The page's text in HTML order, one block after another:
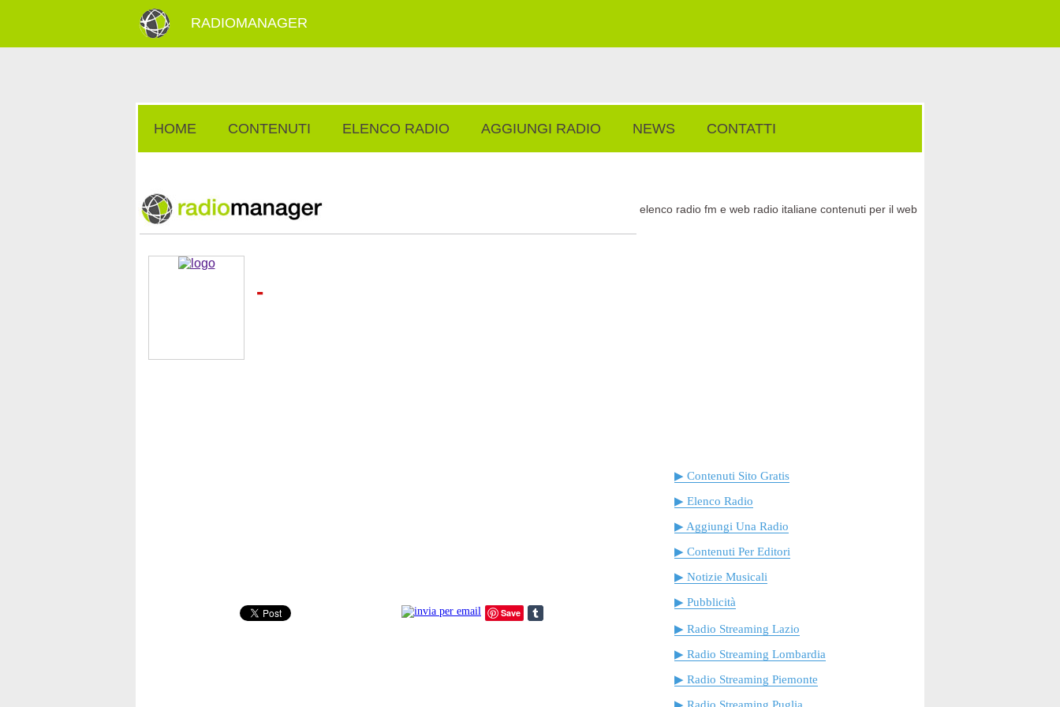
RADIOMANAGER
HOME CONTENUTI ELENCO RADIO AGGIUNGI RADIO NEWS CONTATTI
elenco radio fm e web radio italiane contenuti per il web
-
Save
▶ Contenuti Sito Gratis
▶ Elenco Radio
▶ Aggiungi Una Radio
▶ Contenuti Per Editori
▶ Notizie Musicali
▶ Pubblicità
▶ Radio Streaming Lazio
▶ Radio Streaming Lombardia
▶ Radio Streaming Piemonte